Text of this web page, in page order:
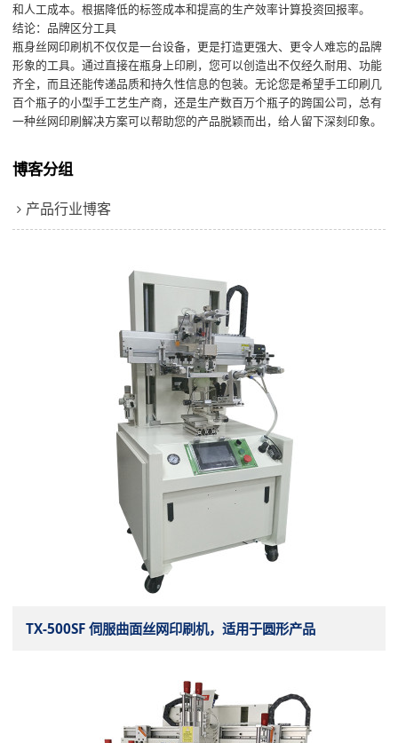
和人工成本。根据降低的标签成本和提高的生产效率计算投资回报率。
结论：品牌区分工具
瓶身丝网印刷机不仅仅是一台设备，更是打造更强大、更令人难忘的品牌
形象的工具。通过直接在瓶身上印刷，您可以创造出不仅经久耐用、功能
齐全，而且还能传递品质和持久性信息的包装。无论您是希望手工印刷几
百个瓶子的小型手工艺生产商，还是生产数百万个瓶子的跨国公司，总有
一种丝网印刷解决方案可以帮助您的产品脱颖而出，给人留下深刻印象。
博客分组
产品行业博客
TX-500SF 伺服曲面丝网印刷机，适用于圆形产品